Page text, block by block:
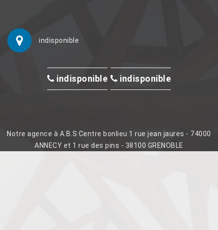
indisponible
indisponible indisponible
Notre agence à A.B.S Centre bonlieu 1 rue jean jaures - 74000
ANNECY et 1 rue des pins - 38100 GRENOBLE